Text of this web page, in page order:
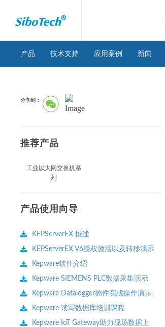
产品 技术支持 应用案例 新闻
分享到：
推荐产品
工业以太网交换机系
列
产品使用向导
KEPServerEX 概述
KEPServerEX V6授权激活以及转移演示
Kepware软件介绍
Kepware SIEMENS PLC数据采集演示
Kepware Datalogger插件实战操作演示
Kepware 读写数据库培训课程
Kepware IoT Gateway助力现场数据上